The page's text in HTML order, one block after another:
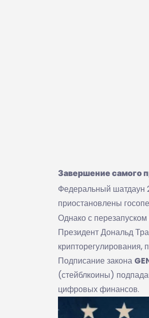
Завершение самого
Федеральный шатдаун
приостановлены
Однако с
Президент Дональд
крипторегулирования,
Подписание закона
(стейблкоины)
цифровых финансов.